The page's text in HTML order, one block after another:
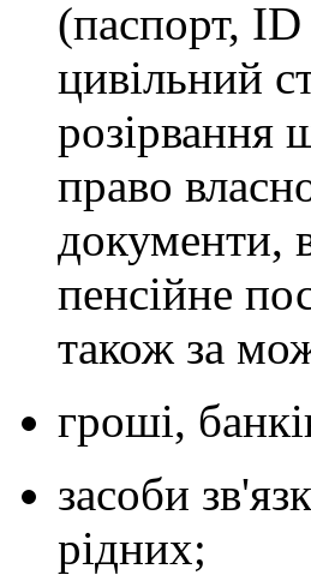
(паспорт, ID
цивільний
розірвання
право
документи,
пенсійне
також за
гроші,
засоби
рідних;